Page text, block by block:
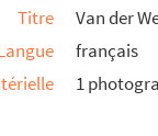
Titre
Van der
français
1